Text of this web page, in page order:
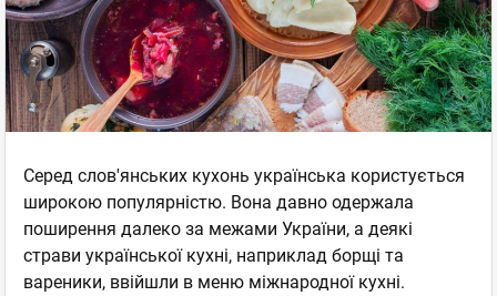
Серед слов'янських кухонь українська користується
широкою популярністю. Вона давно одержала
поширення далеко за межами України, а деякі
страви української кухні, наприклад борщі та
вареники, ввійшли в меню міжнародної кухні.